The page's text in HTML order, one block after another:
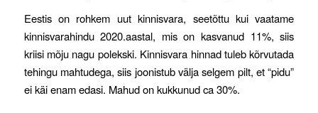
Eestis on rohkem uut kinnisvara, seetõttu kui vaatame
kinnisvarahindu 2020.aastal, mis on kasvanud 11%, siis
kriisi mõju nagu polekski. Kinnisvara hinnad tuleb kõrvutada
tehingu mahtudega, siis joonistub välja selgem pilt, et “pidu”
ei käi enam edasi. Mahud on kukkunud ca 30%.